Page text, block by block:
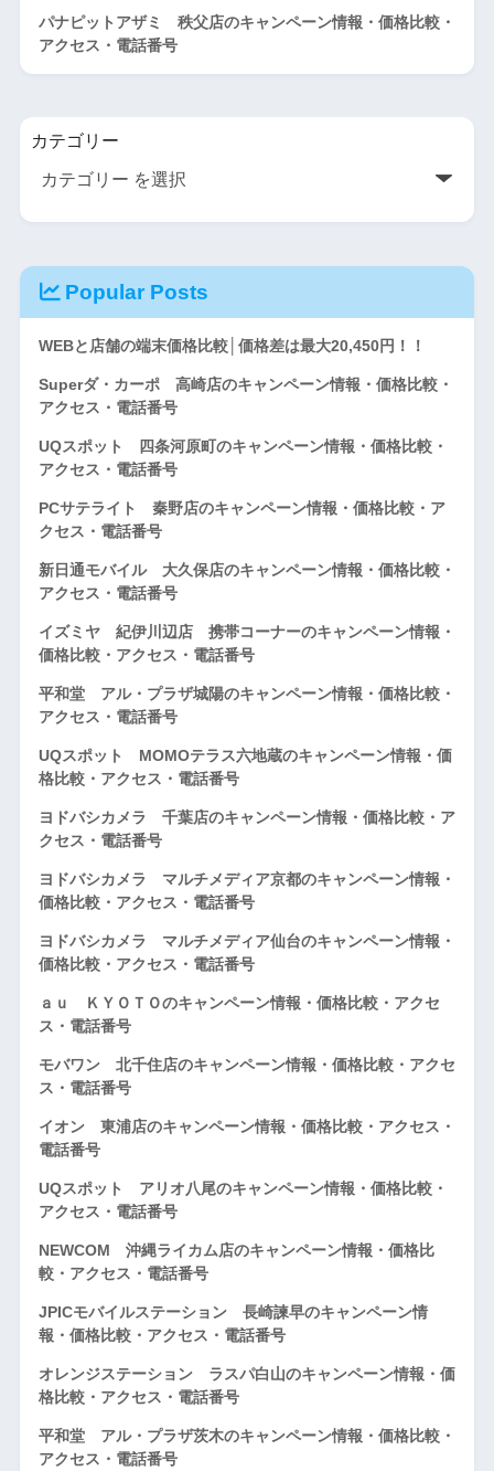
パナピットアザミ 秩父店のキャンペーン情報・価格比較・
アクセス・電話番号
カテゴリー
Popular Posts
WEBと店舗の端末価格比較│価格差は最大20,450円！！
Superダ・カーポ 高崎店のキャンペーン情報・価格比較・
アクセス・電話番号
UQスポット 四条河原町のキャンペーン情報・価格比較・
アクセス・電話番号
PCサテライト 秦野店のキャンペーン情報・価格比較・ア
クセス・電話番号
新日通モバイル 大久保店のキャンペーン情報・価格比較・
アクセス・電話番号
イズミヤ 紀伊川辺店 携帯コーナーのキャンペーン情報・
価格比較・アクセス・電話番号
平和堂 アル・プラザ城陽のキャンペーン情報・価格比較・
アクセス・電話番号
UQスポット MOMOテラス六地蔵のキャンペーン情報・価
格比較・アクセス・電話番号
ヨドバシカメラ 千葉店のキャンペーン情報・価格比較・ア
クセス・電話番号
ヨドバシカメラ マルチメディア京都のキャンペーン情報・
価格比較・アクセス・電話番号
ヨドバシカメラ マルチメディア仙台のキャンペーン情報・
価格比較・アクセス・電話番号
ａｕ ＫＹＯＴＯのキャンペーン情報・価格比較・アクセ
ス・電話番号
モバワン 北千住店のキャンペーン情報・価格比較・アクセ
ス・電話番号
イオン 東浦店のキャンペーン情報・価格比較・アクセス・
電話番号
UQスポット アリオ八尾のキャンペーン情報・価格比較・
アクセス・電話番号
NEWCOM 沖縄ライカム店のキャンペーン情報・価格比
較・アクセス・電話番号
JPICモバイルステーション 長崎諫早のキャンペーン情
報・価格比較・アクセス・電話番号
オレンジステーション ラスパ白山のキャンペーン情報・価
格比較・アクセス・電話番号
平和堂 アル・プラザ茨木のキャンペーン情報・価格比較・
アクセス・電話番号